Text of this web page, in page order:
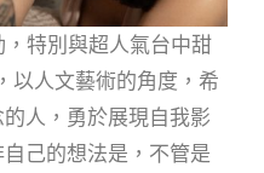
特別與超人氣台中甜
以人文藝術的角度，希
人，勇於展現自我影
己的想法是，不管是